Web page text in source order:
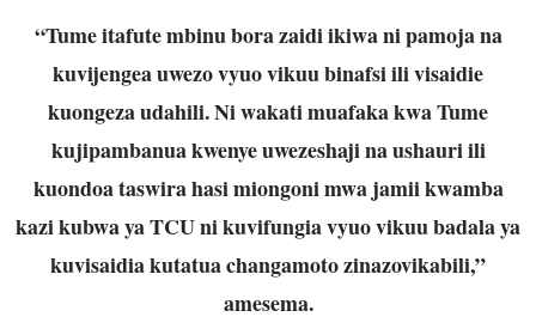
“Tume itafute mbinu bora zaidi ikiwa ni pamoja na
kuvijengea uwezo vyuo vikuu binafsi ili visaidie
kuongeza udahili. Ni wakati muafaka kwa Tume
kujipambanua kwenye uwezeshaji na ushauri ili
kuondoa taswira hasi miongoni mwa jamii kwamba
kazi kubwa ya TCU ni kuvifungia vyuo vikuu badala ya
kuvisaidia kutatua changamoto zinazovikabili,”
amesema.